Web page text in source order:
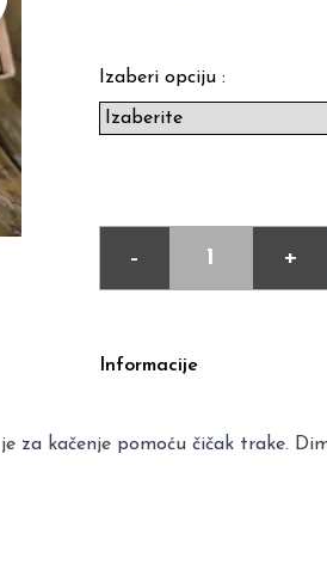
Izaberi opciju :
- +
Informacije
kačenje pomoću čičak trake.